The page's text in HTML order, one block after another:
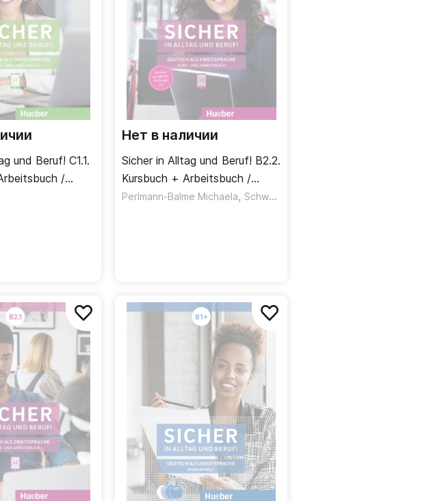
und Beruf! C1.1.
/
Нет в наличии
Sicher in Alltag und Beruf! B2.2.
Kursbuch + Arbeitsbuch /
Учебник + рабочая тетрадь
Perlmann-Balme Michaela, Schwalb Susanne